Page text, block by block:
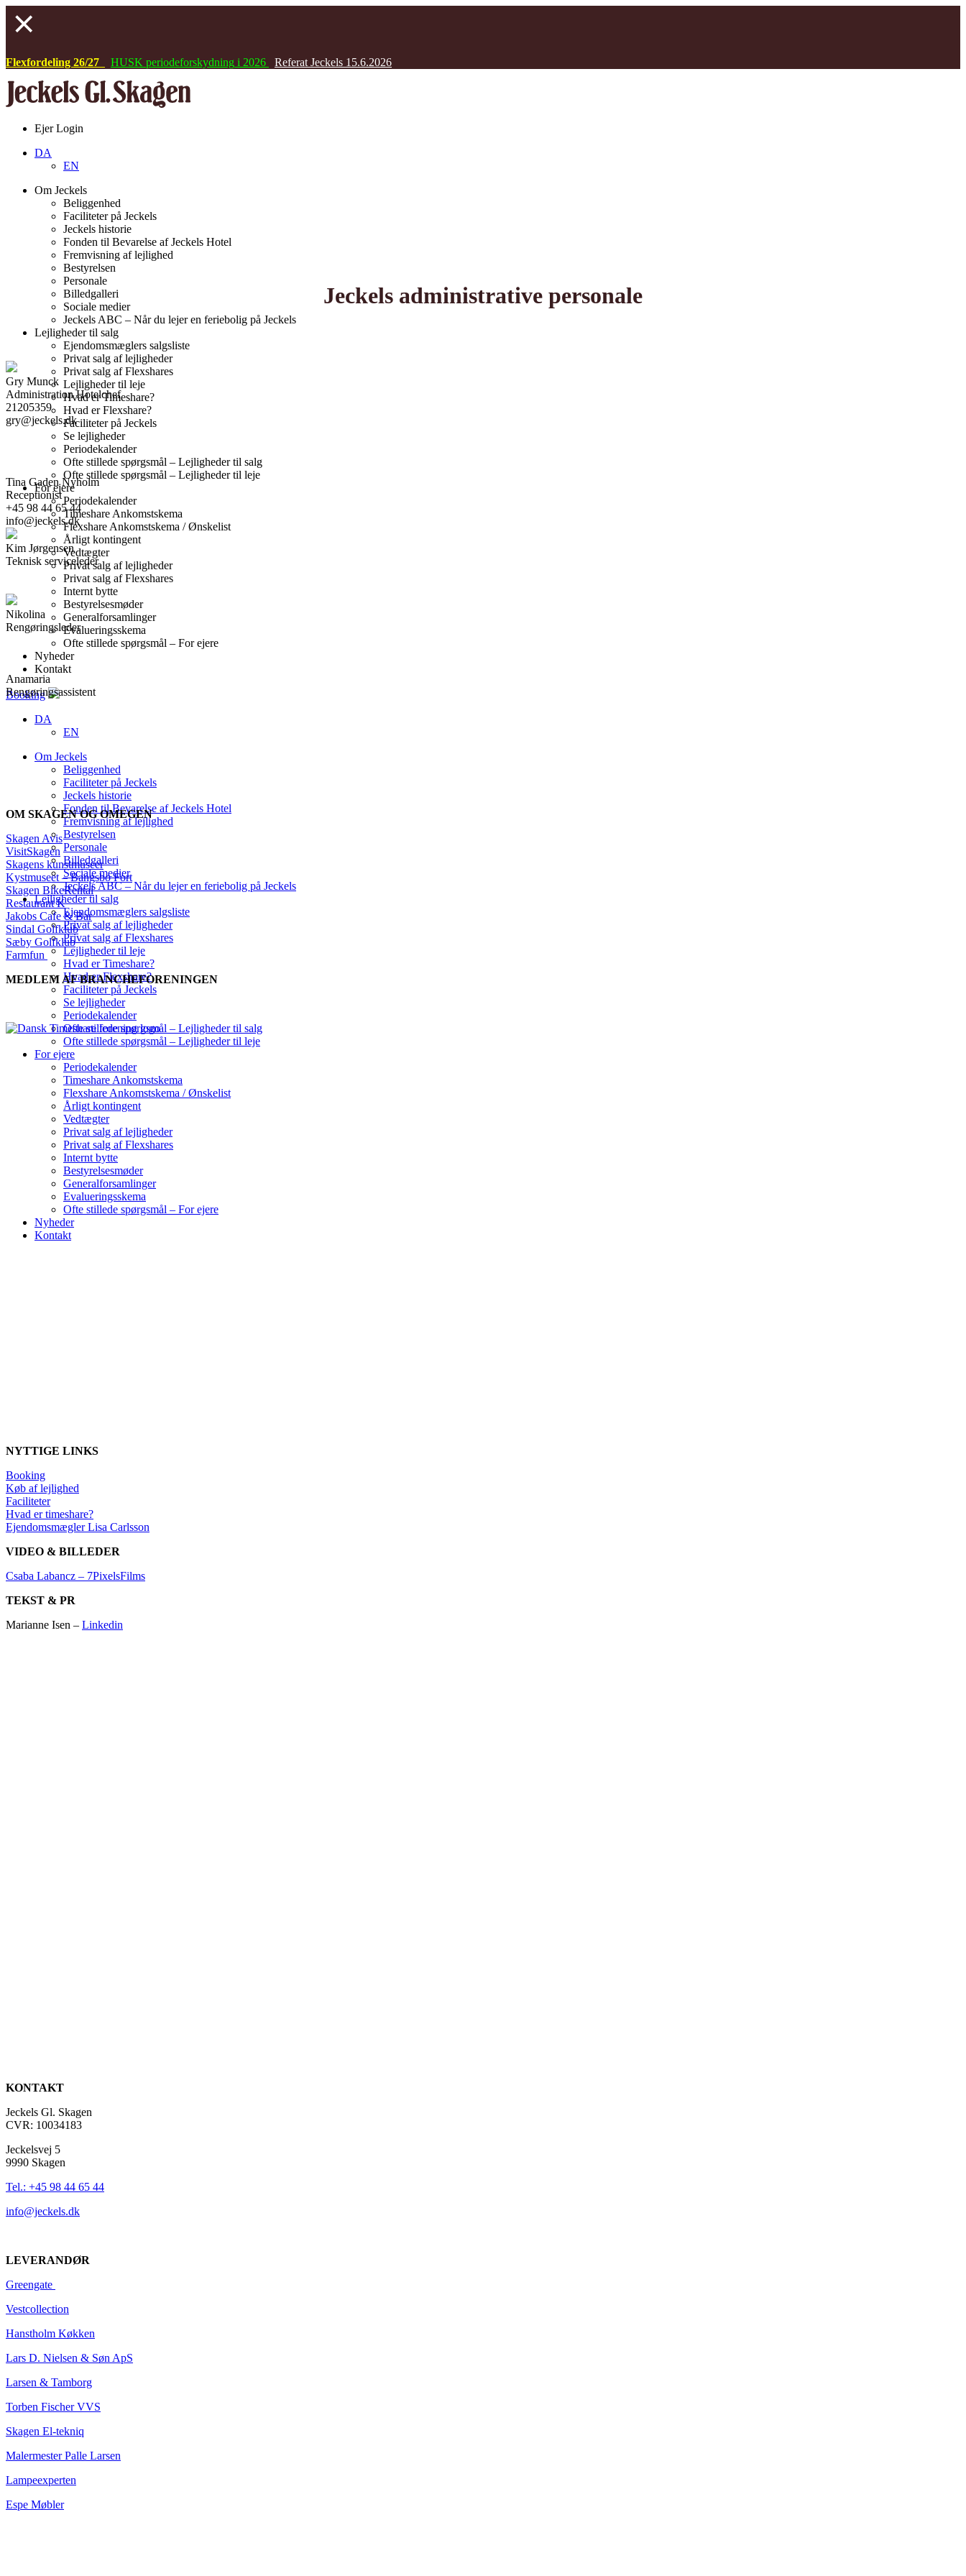
Flexfordeling 26/27 HUSK periodeforskydning i 2026 Referat Jeckels 15.6.2026
Ejer Login
DA
EN
Om Jeckels
Beliggenhed
Faciliteter på Jeckels
Jeckels historie
Fonden til Bevarelse af Jeckels Hotel
Fremvisning af lejlighed
Bestyrelsen
Personale
Billedgalleri
Sociale medier
Jeckels ABC – Når du lejer en feriebolig på Jeckels
Lejligheder til salg
Ejendomsmæglers salgsliste
Privat salg af lejligheder
Privat salg af Flexshares
Lejligheder til leje
Hvad er Timeshare?
Hvad er Flexshare?
Faciliteter på Jeckels
Se lejligheder
Periodekalender
Ofte stillede spørgsmål – Lejligheder til salg
Ofte stillede spørgsmål – Lejligheder til leje
For ejere
Periodekalender
Timeshare Ankomstskema
Flexshare Ankomstskema / Ønskelist
Årligt kontingent
Vedtægter
Privat salg af lejligheder
Privat salg af Flexshares
Internt bytte
Bestyrelsesmøder
Generalforsamlinger
Evalueringsskema
Ofte stillede spørgsmål – For ejere
Nyheder
Kontakt
Booking
DA
EN
Om Jeckels
Beliggenhed
Faciliteter på Jeckels
Jeckels historie
Fonden til Bevarelse af Jeckels Hotel
Fremvisning af lejlighed
Bestyrelsen
Personale
Billedgalleri
Sociale medier
Jeckels ABC – Når du lejer en feriebolig på Jeckels
Lejligheder til salg
Ejendomsmæglers salgsliste
Privat salg af lejligheder
Privat salg af Flexshares
Lejligheder til leje
Hvad er Timeshare?
Hvad er Flexshare?
Faciliteter på Jeckels
Se lejligheder
Periodekalender
Ofte stillede spørgsmål – Lejligheder til salg
Ofte stillede spørgsmål – Lejligheder til leje
For ejere
Periodekalender
Timeshare Ankomstskema
Flexshare Ankomstskema / Ønskelist
Årligt kontingent
Vedtægter
Privat salg af lejligheder
Privat salg af Flexshares
Internt bytte
Bestyrelsesmøder
Generalforsamlinger
Evalueringsskema
Ofte stillede spørgsmål – For ejere
Nyheder
Kontakt
Jeckels administrative personale
Gry Munck
Administration Hotelchef
21205359
gry@jeckels.dk
Tina Gaden Nyholm
Receptionist
+45 98 44 65 44
info@jeckels.dk
Kim Jørgensen
Teknisk serviceleder
Nikolina
Rengøringsleder
Anamaria
Rengøringsassistent
OM SKAGEN OG OMEGEN
Skagen Avis
VisitSkagen
Skagens kunstmuseer
Kystmuseet – Bangsbo Fort
Skagen BikeRental
Restaurant K
Jakobs Cafe & Bar
Sindal Golfklub
Sæby Golfklub
Farmfun
MEDLEM AF BRANCHEFORENINGEN
NYTTIGE LINKS
Booking
Køb af lejlighed
Faciliteter
Hvad er timeshare?
Ejendomsmægler Lisa Carlsson
VIDEO & BILLEDER
Csaba Labancz – 7PixelsFilms
TEKST & PR
Marianne Isen – Linkedin
KONTAKT
Jeckels Gl. Skagen
CVR: 10034183
Jeckelsvej 5
9990 Skagen
Tel.: +45 98 44 65 44
info@jeckels.dk
LEVERANDØR
Greengate
Vestcollection
Hanstholm Køkken
Lars D. Nielsen & Søn ApS
Larsen & Tamborg
Torben Fischer VVS
Skagen El-tekniq
Malermester Palle Larsen
Lampeexperten
Espe Møbler